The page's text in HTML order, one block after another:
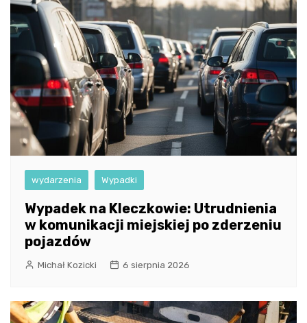
wydarzenia Wypadki
Wypadek na Kleczkowie: Utrudnienia
w komunikacji miejskiej po zderzeniu
pojazdów
Michał Kozicki 6 sierpnia 2026